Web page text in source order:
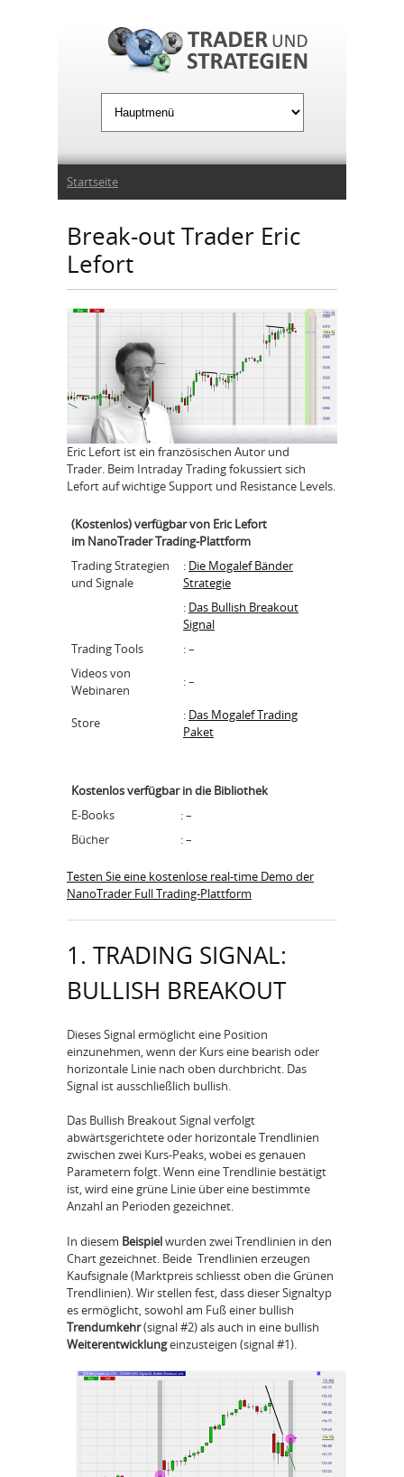
Sie sind hier
Startseite
Break-out Trader Eric
Lefort
Eric Lefort ist ein französischen Autor und
Trader. Beim Intraday Trading fokussiert sich
Lefort auf wichtige Support und Resistance Levels.
(Kostenlos) verfügbar von Eric Lefort
im NanoTrader Trading-Plattform
Trading Strategien
und Signale
: Die Mogalef Bänder
Strategie
: Das Bullish Breakout
Signal
Trading Tools
: –
Videos von
Webinaren
: –
Store : Das Mogalef Trading
Paket
Kostenlos verfügbar in die Bibliothek
E-Books
: –
Bücher
: –
Testen Sie eine kostenlose real-time Demo der
NanoTrader Full Trading-Plattform
1. TRADING SIGNAL:
BULLISH BREAKOUT
Dieses Signal ermöglicht eine Position
einzunehmen, wenn der Kurs eine bearish oder
horizontale Linie nach oben durchbricht. Das
Signal ist ausschließlich bullish.
Das Bullish Breakout Signal verfolgt
abwärtsgerichtete oder horizontale Trendlinien
zwischen zwei Kurs-Peaks, wobei es genauen
Parametern folgt. Wenn eine Trendlinie bestätigt
ist, wird eine grüne Linie über eine bestimmte
Anzahl an Perioden gezeichnet.
In diesem Beispielwurden zwei Trendlinien in den
Chart gezeichnet. Beide Trendlinien erzeugen
Kaufsignale (Marktpreis schliesst oben die Grünen
Trendlinien). Wir stellen fest, dass dieser Signaltyp
es ermöglicht, sowohl am Fuß einer bullish
Trendumkehr(signal #2) als auch in eine bullish
Weiterentwicklungeinzusteigen (signal #1).